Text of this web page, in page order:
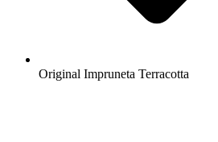
Original Impruneta Terracotta